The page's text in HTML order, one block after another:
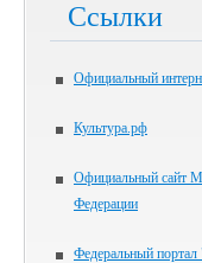
Ссылки
Официальный
Культура.рф
Официальный сайт
Федерации
Федеральный портал